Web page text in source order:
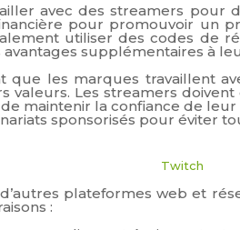
avec des streamers pour
pour promouvoir un
utiliser des codes de
supplémentaires à
que les marques travaillent
valeurs. Les streamers
maintenir la confiance de
sponsorisés pour éviter
Twitch
plateformes web et
: